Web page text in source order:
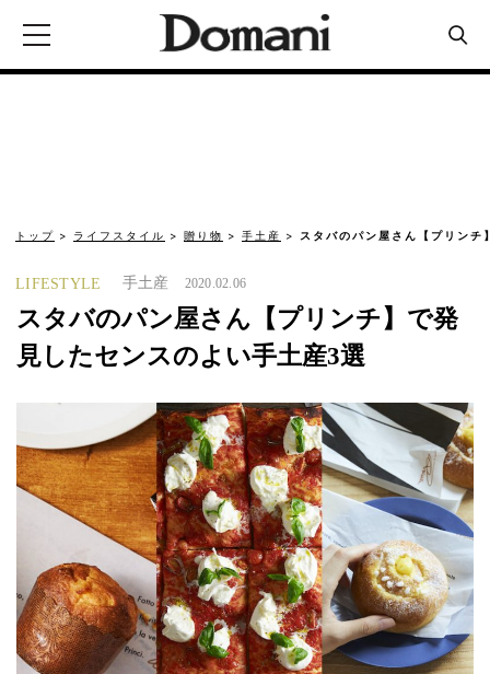
トップ ライフスタイル 贈り物 手土産 スタバのパン屋さん【プリン
LIFESTYLE 手土産 2020.02.06
スタバのパン屋さん【プリンチ】で発
見したセンスのよい手土産3選